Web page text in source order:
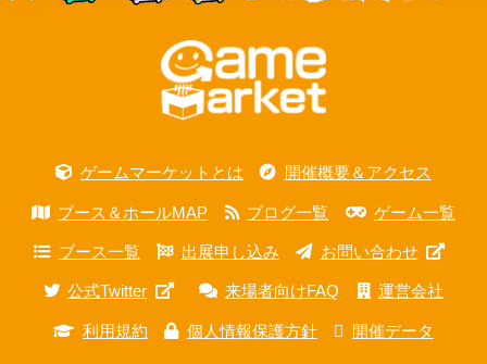
ゲームマーケットとは 開催概要＆アクセス
ブース＆ホールMAP ブログ一覧 ゲーム一覧
ブース一覧 出展申し込み お問い合わせ
公式Twitter 来場者向けFAQ 運営会社
利用規約 個人情報保護方針 開催データ